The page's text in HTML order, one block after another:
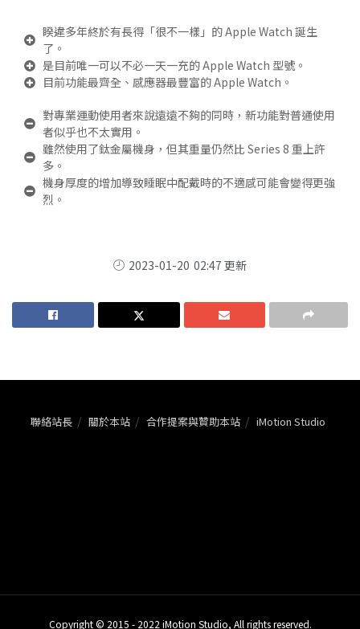
睽違多年終於有長得「很不一樣」的 Apple Watch 誕生
了。
是目前唯一可以不必一天一充的 Apple Watch 型號。
目前功能最齊全、感應器最豐富的 Apple Watch。
對專業運動使用者來說遠遠不夠的同時，新功能對普通使用
者似乎也不太實用。
雖然使用了鈦金屬機身，但其重量仍然比 Series 8 重上許
多。
機身厚度的增加導致睡眠中配戴時的不適感可能會變得更強
烈。
2023-01-20 02:47 更新
聯絡站長 關於本站 合作提案與贊助本站 iMotion Studio
Copyright © 2015 - 2022 iMotion Studio, All rights reserved.